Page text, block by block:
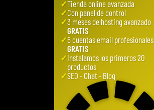
✓Tienda online avanzada
✓Con panel de control
✓3 meses de hosting avanzado
GRATIS
✓6 cuentas email profesionales
GRATIS
✓Instalamos los primeros 20
productos
✓SEO - Chat - Blog